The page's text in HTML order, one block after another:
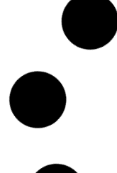
Świat Medycznej
Marihuany
Czy w
medycznej
Paweł "Teone"